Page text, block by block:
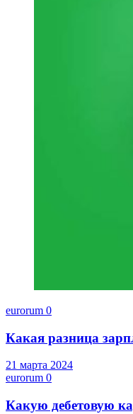
eurorum 0
Какая разница
21 марта 2024
eurorum 0
Какую дебетовую